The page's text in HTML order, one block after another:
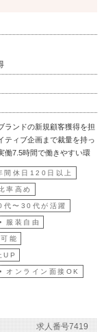
ランドの新規顧客獲得を担
ティブ企画まで裁量を持っ
働7.5時間で働きやすい環
トなど福利厚生も充実■年
アアップも可能■通販天
間休日120日以上
率高め
代〜30代が活躍
服装自由
能
UP
オンライン面接OK
求人番号7419